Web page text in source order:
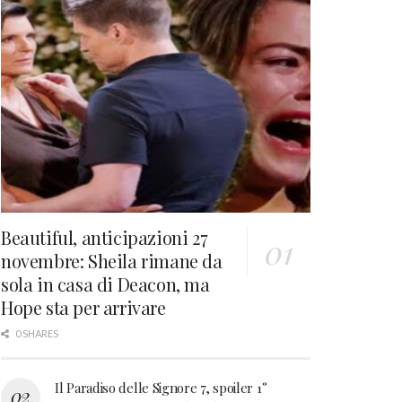
Beautiful, anticipazioni 27
novembre: Sheila rimane da
sola in casa di Deacon, ma
Hope sta per arrivare
0 SHARES
Il Paradiso delle Signore 7, spoiler 1°